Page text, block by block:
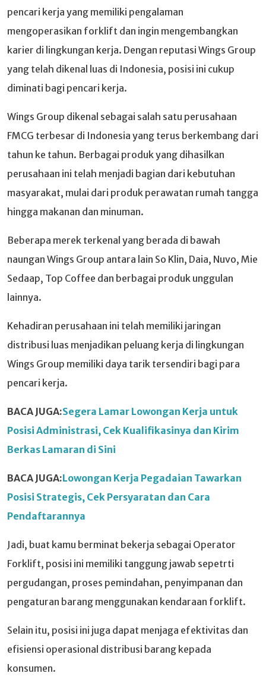
pencari kerja yang memiliki pengalaman
mengoperasikan forklift dan ingin mengembangkan
karier di lingkungan kerja. Dengan reputasi Wings Group
yang telah dikenal luas di Indonesia, posisi ini cukup
diminati bagi pencari kerja.
Wings Group dikenal sebagai salah satu perusahaan
FMCG terbesar di Indonesia yang terus berkembang dari
tahun ke tahun. Berbagai produk yang dihasilkan
perusahaan ini telah menjadi bagian dari kebutuhan
masyarakat, mulai dari produk perawatan rumah tangga
hingga makanan dan minuman.
Beberapa merek terkenal yang berada di bawah
naungan Wings Group antara lain So Klin, Daia, Nuvo, Mie
Sedaap, Top Coffee dan berbagai produk unggulan
lainnya.
Kehadiran perusahaan ini telah memiliki jaringan
distribusi luas menjadikan peluang kerja di lingkungan
Wings Group memiliki daya tarik tersendiri bagi para
pencari kerja.
BACA JUGA:Segera Lamar Lowongan Kerja untuk
Posisi Administrasi, Cek Kualifikasinya dan Kirim
Berkas Lamaran di Sini
BACA JUGA:Lowongan Kerja Pegadaian Tawarkan
Posisi Strategis, Cek Persyaratan dan Cara
Pendaftarannya
Jadi, buat kamu berminat bekerja sebagai Operator
Forklift, posisi ini memiliki tanggung jawab sepetrti
pergudangan, proses pemindahan, penyimpanan dan
pengaturan barang menggunakan kendaraan forklift.
Selain itu, posisi ini juga dapat menjaga efektivitas dan
efisiensi operasional distribusi barang kepada
konsumen.